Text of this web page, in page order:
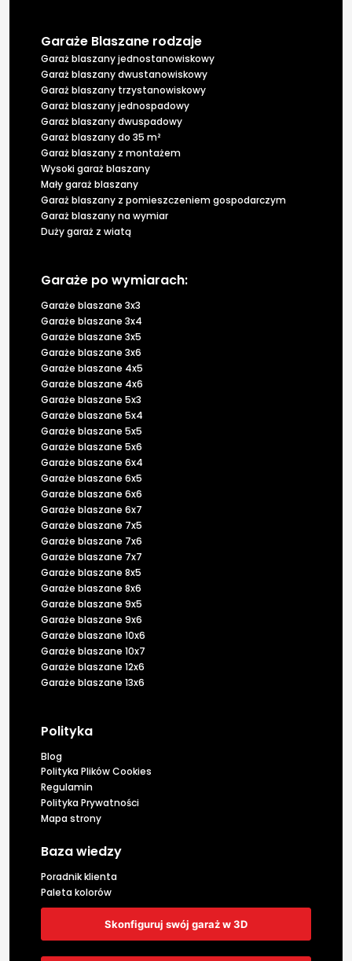
Garaże Blaszane rodzaje
Garaż blaszany jednostanowiskowy
Garaż blaszany dwustanowiskowy
Garaż blaszany trzystanowiskowy
Garaż blaszany jednospadowy
Garaż blaszany dwuspadowy
Garaż blaszany do 35 m²
Garaż blaszany z montażem
Wysoki garaż blaszany
Mały garaż blaszany
Garaż blaszany z pomieszczeniem gospodarczym
Garaż blaszany na wymiar
Duży garaż z wiatą
Garaże po wymiarach:
Garaże blaszane 3x3
Garaże blaszane 3x4
Garaże blaszane 3x5
Garaże blaszane 3x6
Garaże blaszane 4x5
Garaże blaszane 4x6
Garaże blaszane 5x3
Garaże blaszane 5x4
Garaże blaszane 5x5
Garaże blaszane 5x6
Garaże blaszane 6x4
Garaże blaszane 6x5
Garaże blaszane 6x6
Garaże blaszane 6x7
Garaże blaszane 7x5
Garaże blaszane 7x6
Garaże blaszane 7x7
Garaże blaszane 8x5
Garaże blaszane 8x6
Garaże blaszane 9x5
Garaże blaszane 9x6
Garaże blaszane 10x6
Garaże blaszane 10x7
Garaże blaszane 12x6
Garaże blaszane 13x6
Polityka
Blog
Polityka Plików Cookies
Regulamin
Polityka Prywatności
Mapa strony
Baza wiedzy
Poradnik klienta
Paleta kolorów
Skonfiguruj swój garaż w 3D